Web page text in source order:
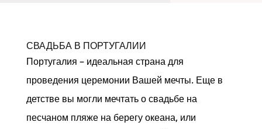
СВАДЬБА В ПОРТУГАЛИИ
Португалия – идеальная страна для
проведения церемонии Вашей мечты. Еще в
детстве вы могли мечтать о свадьбе на
песчаном пляже на берегу океана, или